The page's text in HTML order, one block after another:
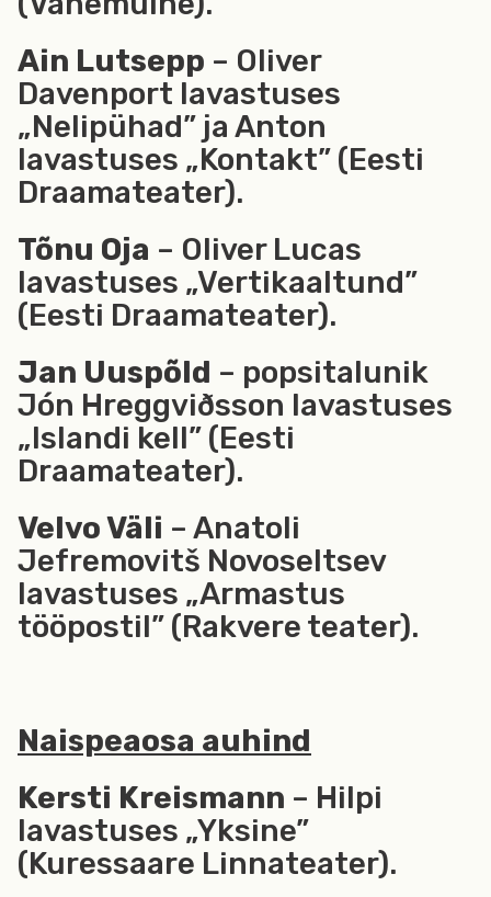
Ain Lutsepp – Oliver
Davenport lavastuses
„Nelipühad” ja Anton
lavastuses „Kontakt” (Eesti
Draamateater).
Tõnu Oja – Oliver Lucas
lavastuses „Vertikaaltund”
(Eesti Draamateater).
Jan Uuspõld – popsitalunik
Jón Hreggviðsson lavastuses
„Islandi kell” (Eesti
Draamateater).
Velvo Väli – Anatoli
Jefremovitš Novoseltsev
lavastuses „Armastus
tööpostil” (Rakvere teater).
Naispeaosa auhind
Kersti Kreismann – Hilpi
lavastuses „Yksine”
(Kuressaare Linnateater).